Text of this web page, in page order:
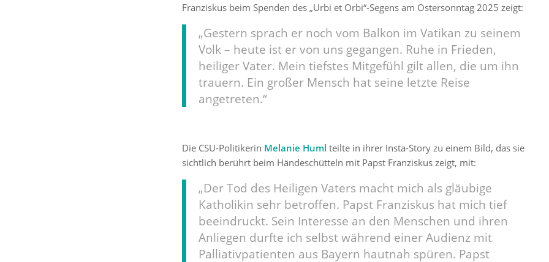
Franziskus beim Spenden des „Urbi et Orbi“-Segens am Ostersonntag 2025 zeigt:
„Gestern sprach er noch vom Balkon im Vatikan zu seinem
Volk – heute ist er von uns gegangen. Ruhe in Frieden,
heiliger Vater. Mein tiefstes Mitgefühl gilt allen, die um ihn
trauern. Ein großer Mensch hat seine letzte Reise
angetreten.“
Die CSU-Politikerin Melanie Huml teilte in ihrer Insta-Story zu einem Bild, das sie
sichtlich berührt beim Händeschütteln mit Papst Franziskus zeigt, mit:
„Der Tod des Heiligen Vaters macht mich als gläubige
Katholikin sehr betroffen. Papst Franziskus hat mich tief
beeindruckt. Sein Interesse an den Menschen und ihren
Anliegen durfte ich selbst während einer Audienz mit
Palliativpatienten aus Bayern hautnah spüren. Papst